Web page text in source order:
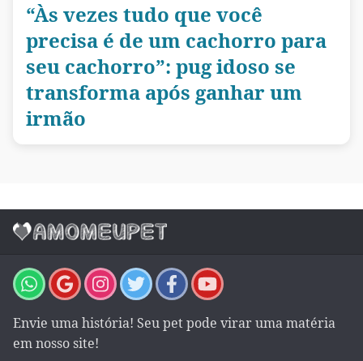
“Às vezes tudo que você
precisa é de um cachorro para
seu cachorro”: pug idoso se
transforma após ganhar um
irmão
Envie uma história! Seu pet pode virar uma matéria
em nosso site!